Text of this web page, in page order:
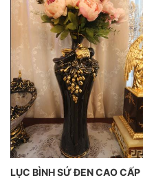
LỤC BÌNH SỨ ĐEN CAO CẤP